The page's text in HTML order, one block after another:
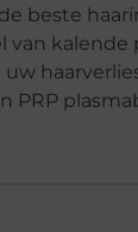
beste
van kalende
PRP